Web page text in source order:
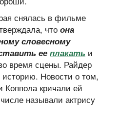
снялась в фильме
что она
словесному
ее плакать и
время сцены. Райдер
Новости о том,
Коппола кричали ей
называли актрису